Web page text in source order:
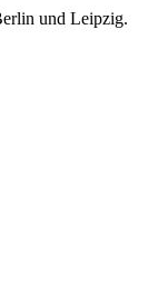
und Leipzig.